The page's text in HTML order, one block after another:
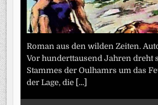
Roman aus den wilden Zeiten.
Vor hunderttausend Jahren dreht
Stammes der Oulhamrs um das
der Lage, die [...]